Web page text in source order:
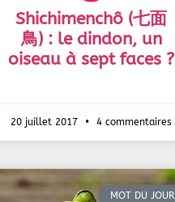
Shichimenchô (七面
鳥) : le dindon, un
oiseau à sept faces ?
20 juillet 2017 4 commentaires
MOT DU JOUR